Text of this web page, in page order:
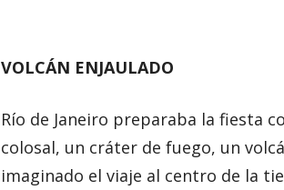
VOLCÁN ENJAULADO
Río de Janeiro preparaba la fiesta
colosal, un cráter de fuego, un
imaginado el viaje al centro de la